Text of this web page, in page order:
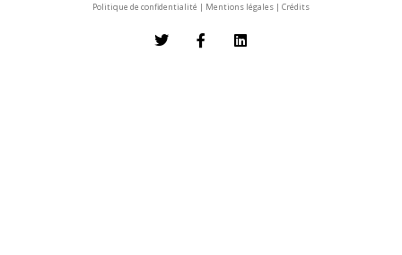
Politique de confidentialité | Mentions légales | Crédits